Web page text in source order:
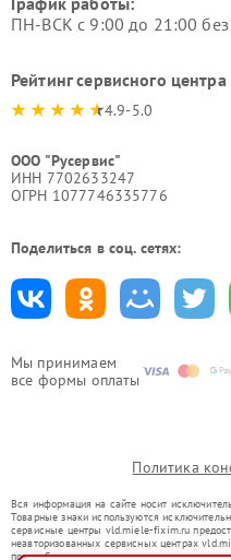
Мы принимаем
все формы оплаты
ПН-ВСК с 9:00 до 21:00
Рейтинг сервисного центра
4.9-5.0
ООО "Русервис"
ИНН 7702633247
ОГРН 1077746335776
Поделиться в соц. сетях:
Политика
Вся информация на сайте носит
Товарные знаки используются
сервисные центры vld.miele-fixim.ru
неавторизованных сервисных центрах
правообладателями товарных знаков или